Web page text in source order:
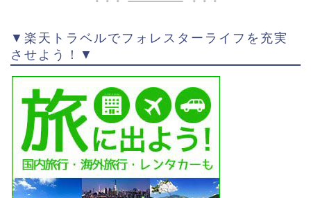
▼楽天トラベルでフォレスターライフを充実
させよう！▼